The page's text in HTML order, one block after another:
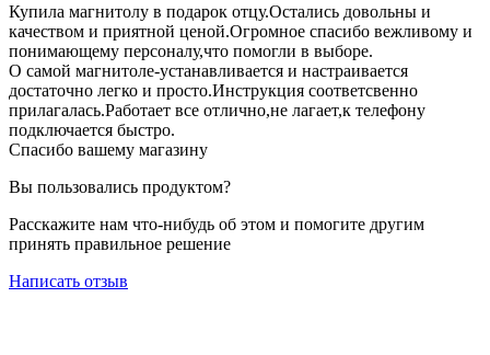
Купила магнитолу в подарок отцу.Остались довольны и
качеством и приятной ценой.Огромное спасибо вежливому и
понимающему персоналу,что помогли в выборе.
О самой магнитоле-устанавливается и настраивается
достаточно легко и просто.Инструкция соответсвенно
прилагалась.Работает все отлично,не лагает,к телефону
подключается быстро.
Спасибо вашему магазину
Вы пользовались продуктом?
Расскажите нам что-нибудь об этом и помогите другим
принять правильное решение
Написать отзыв